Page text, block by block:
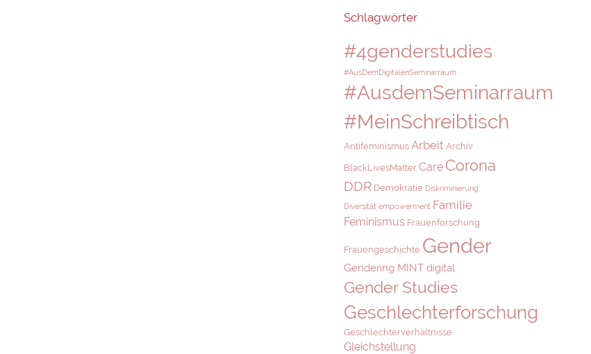
Schlagwörter
#4genderstudies
#AusDemDigitalenSeminarraum
#AusdemSeminarraum
#MeinSchreibtisch
Antifeminismus Arbeit Archiv
BlackLivesMatter Care Corona
DDR Demokratie Diskriminierung
Diversität empowerment Familie
Feminismus Frauenforschung
Frauengeschichte Gender
Gendering MINT digital
Gender Studies
Geschlechterforschung
Geschlechterverhältnisse
Gleichstellung